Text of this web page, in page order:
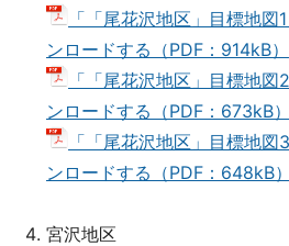
「「尾花沢地区」目標地
ンロードする（PDF：914kB）
「「尾花沢地区」目標地
ンロードする（PDF：673kB）
「「尾花沢地区」目標地
ンロードする（PDF：648kB）
宮沢地区